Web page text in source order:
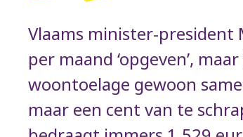
Vlaams minister-president
per maand ‘opgeven’,
woontoelage gewoon
maar een cent van te